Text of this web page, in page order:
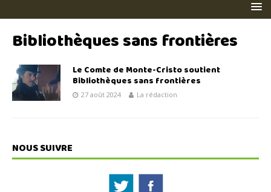
Bibliothèques sans frontières
Le Comte de Monte-Cristo soutient
Bibliothèques sans frontières
27 août 2024 La rédaction
NOUS SUIVRE